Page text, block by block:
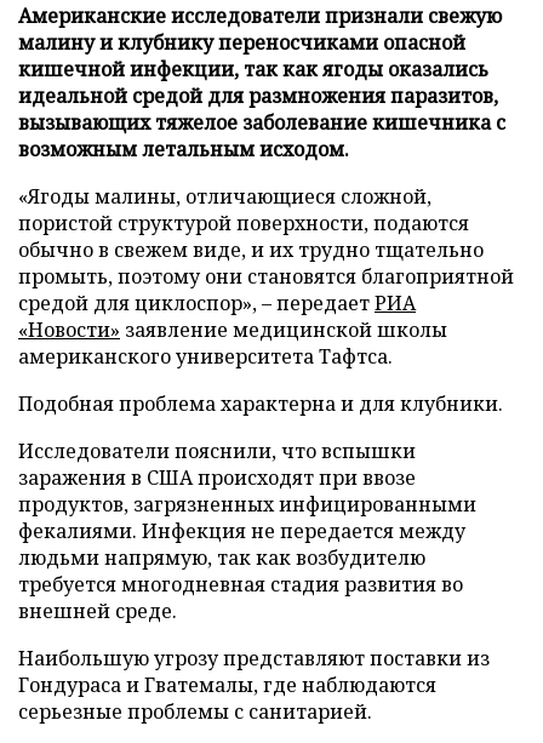
Американские исследователи признали свежую
малину и клубнику переносчиками опасной
кишечной инфекции, так как ягоды оказались
идеальной средой для размножения паразитов,
вызывающих тяжелое заболевание кишечника с
возможным летальным исходом.
«Ягоды малины, отличающиеся сложной,
пористой структурой поверхности, подаются
обычно в свежем виде, и их трудно тщательно
промыть, поэтому они становятся благоприятной
средой для циклоспор», – передаетРИА
«Новости» заявление медицинской школы
американского университета Тафтса.
Подобная проблема характерна и для клубники.
Исследователи пояснили, что вспышки
заражения в США происходят при ввозе
продуктов, загрязненных инфицированными
фекалиями. Инфекция не передается между
людьми напрямую, так как возбудителю
требуется многодневная стадия развития во
внешней среде.
Наибольшую угрозу представляют поставки из
Гондураса и Гватемалы, где наблюдаются
серьезные проблемы с санитарией.